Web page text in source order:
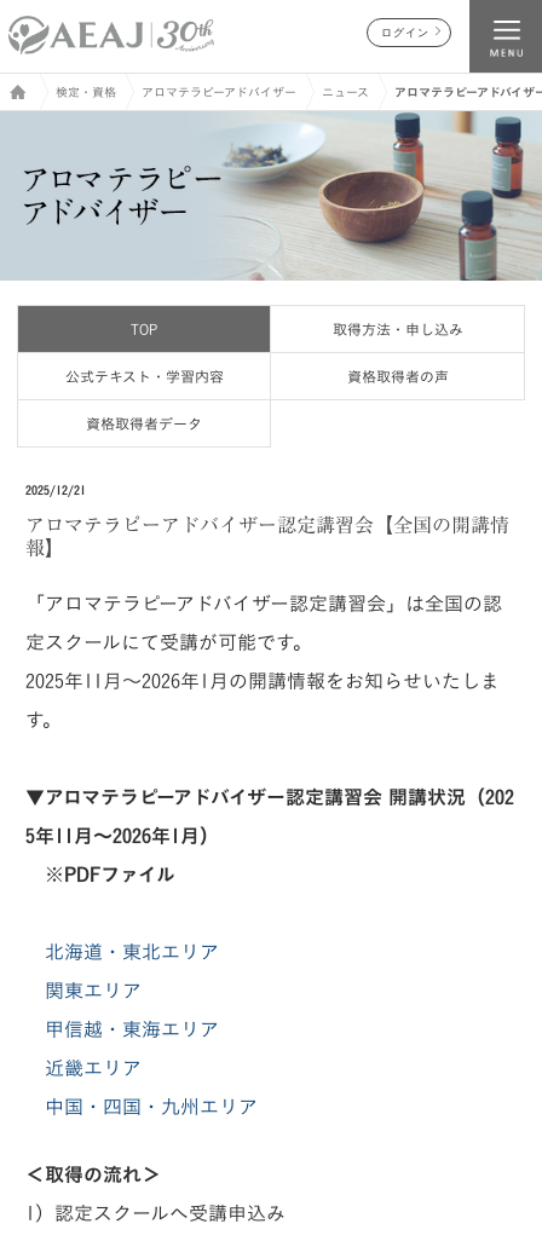
ログイン
検定・資格 アロマテラピーアドバイザー ニュース アロマテラピーアドバイ
TOP 取得方法・申し込み
公式テキスト・学習内容 資格取得者の声
資格取得者データ
2025/12/21
アロマテラピーアドバイザー認定講習会【全国の開講情
報】
「アロマテラピーアドバイザー認定講習会」は全国の認
定スクールにて受講が可能です。
2025年11月～2026年1月の開講情報をお知らせいたしま
す。
▼アロマテラピーアドバイザー認定講習会 開講状況（202
5年11月～2026年1月）
※PDFファイル
北海道・東北エリア
関東エリア
甲信越・東海エリア
近畿エリア
中国・四国・九州エリア
＜取得の流れ＞
1）認定スクールへ受講申込み